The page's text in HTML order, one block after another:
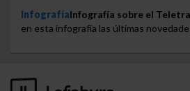
InfografíaInfografía sobre el
en esta infografía las últimas